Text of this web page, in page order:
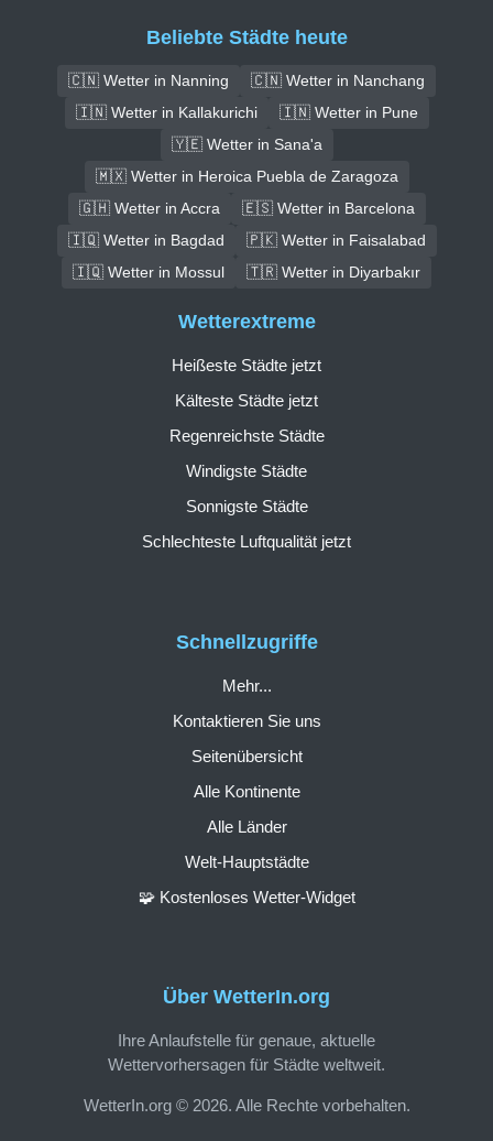
Beliebte Städte heute
🇨🇳 Wetter in Nanning
🇨🇳 Wetter in Nanchang
🇮🇳 Wetter in Kallakurichi
🇮🇳 Wetter in Pune
🇾🇪 Wetter in Sana'a
🇲🇽 Wetter in Heroica Puebla de Zaragoza
🇬🇭 Wetter in Accra
🇪🇸 Wetter in Barcelona
🇮🇶 Wetter in Bagdad
🇵🇰 Wetter in Faisalabad
🇮🇶 Wetter in Mossul
🇹🇷 Wetter in Diyarbakır
Über WetterIn.org
Ihre Anlaufstelle für genaue, aktuelle
Wettervorhersagen für Städte weltweit.
WetterIn.org © 2026. Alle Rechte vorbehalten.
Schnellzugriffe
Mehr...
Kontaktieren Sie uns
Seitenübersicht
Alle Kontinente
Alle Länder
Welt-Hauptstädte
🧩 Kostenloses Wetter-Widget
Wetterextreme
Heißeste Städte jetzt
Kälteste Städte jetzt
Regenreichste Städte
Windigste Städte
Sonnigste Städte
Schlechteste Luftqualität jetzt